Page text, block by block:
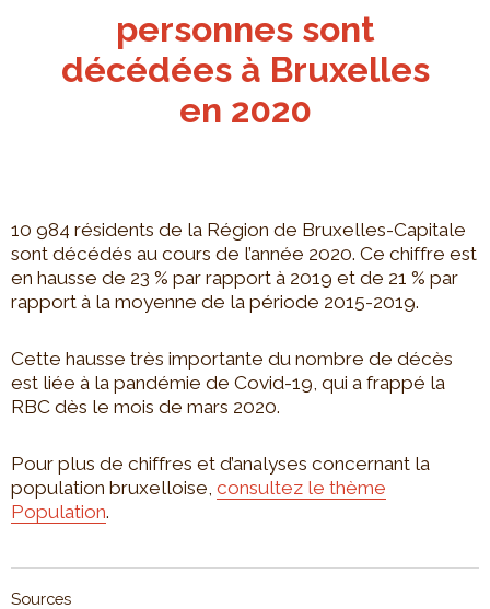
personnes sont
décédées à Bruxelles
en 2020
10 984 résidents de la Région de Bruxelles-Capitale
sont décédés au cours de l’année 2020. Ce chiffre est
en hausse de 23 % par rapport à 2019 et de 21 % par
rapport à la moyenne de la période 2015-2019.
Cette hausse très importante du nombre de décès
est liée à la pandémie de Covid-19, qui a frappé la
RBC dès le mois de mars 2020.
Pour plus de chiffres et d’analyses concernant la
population bruxelloise, consultez le thème
Population.
Sources